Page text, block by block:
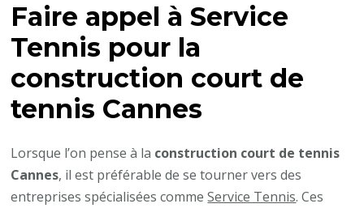
Faire appel à Service
Tennis pour la
construction court de
tennis Cannes
Lorsque l’on pense à la construction court de tennis
Cannes, il est préférable de se tourner vers des
entreprises spécialisées commeService Tennis. Ces